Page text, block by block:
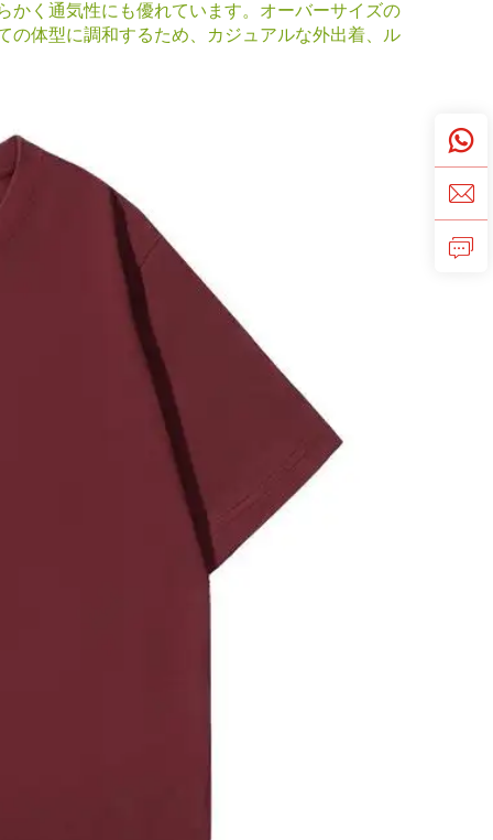
かく通気性にも優れています。オーバーサイズの
の体型に調和するため、カジュアルな外出着、ル